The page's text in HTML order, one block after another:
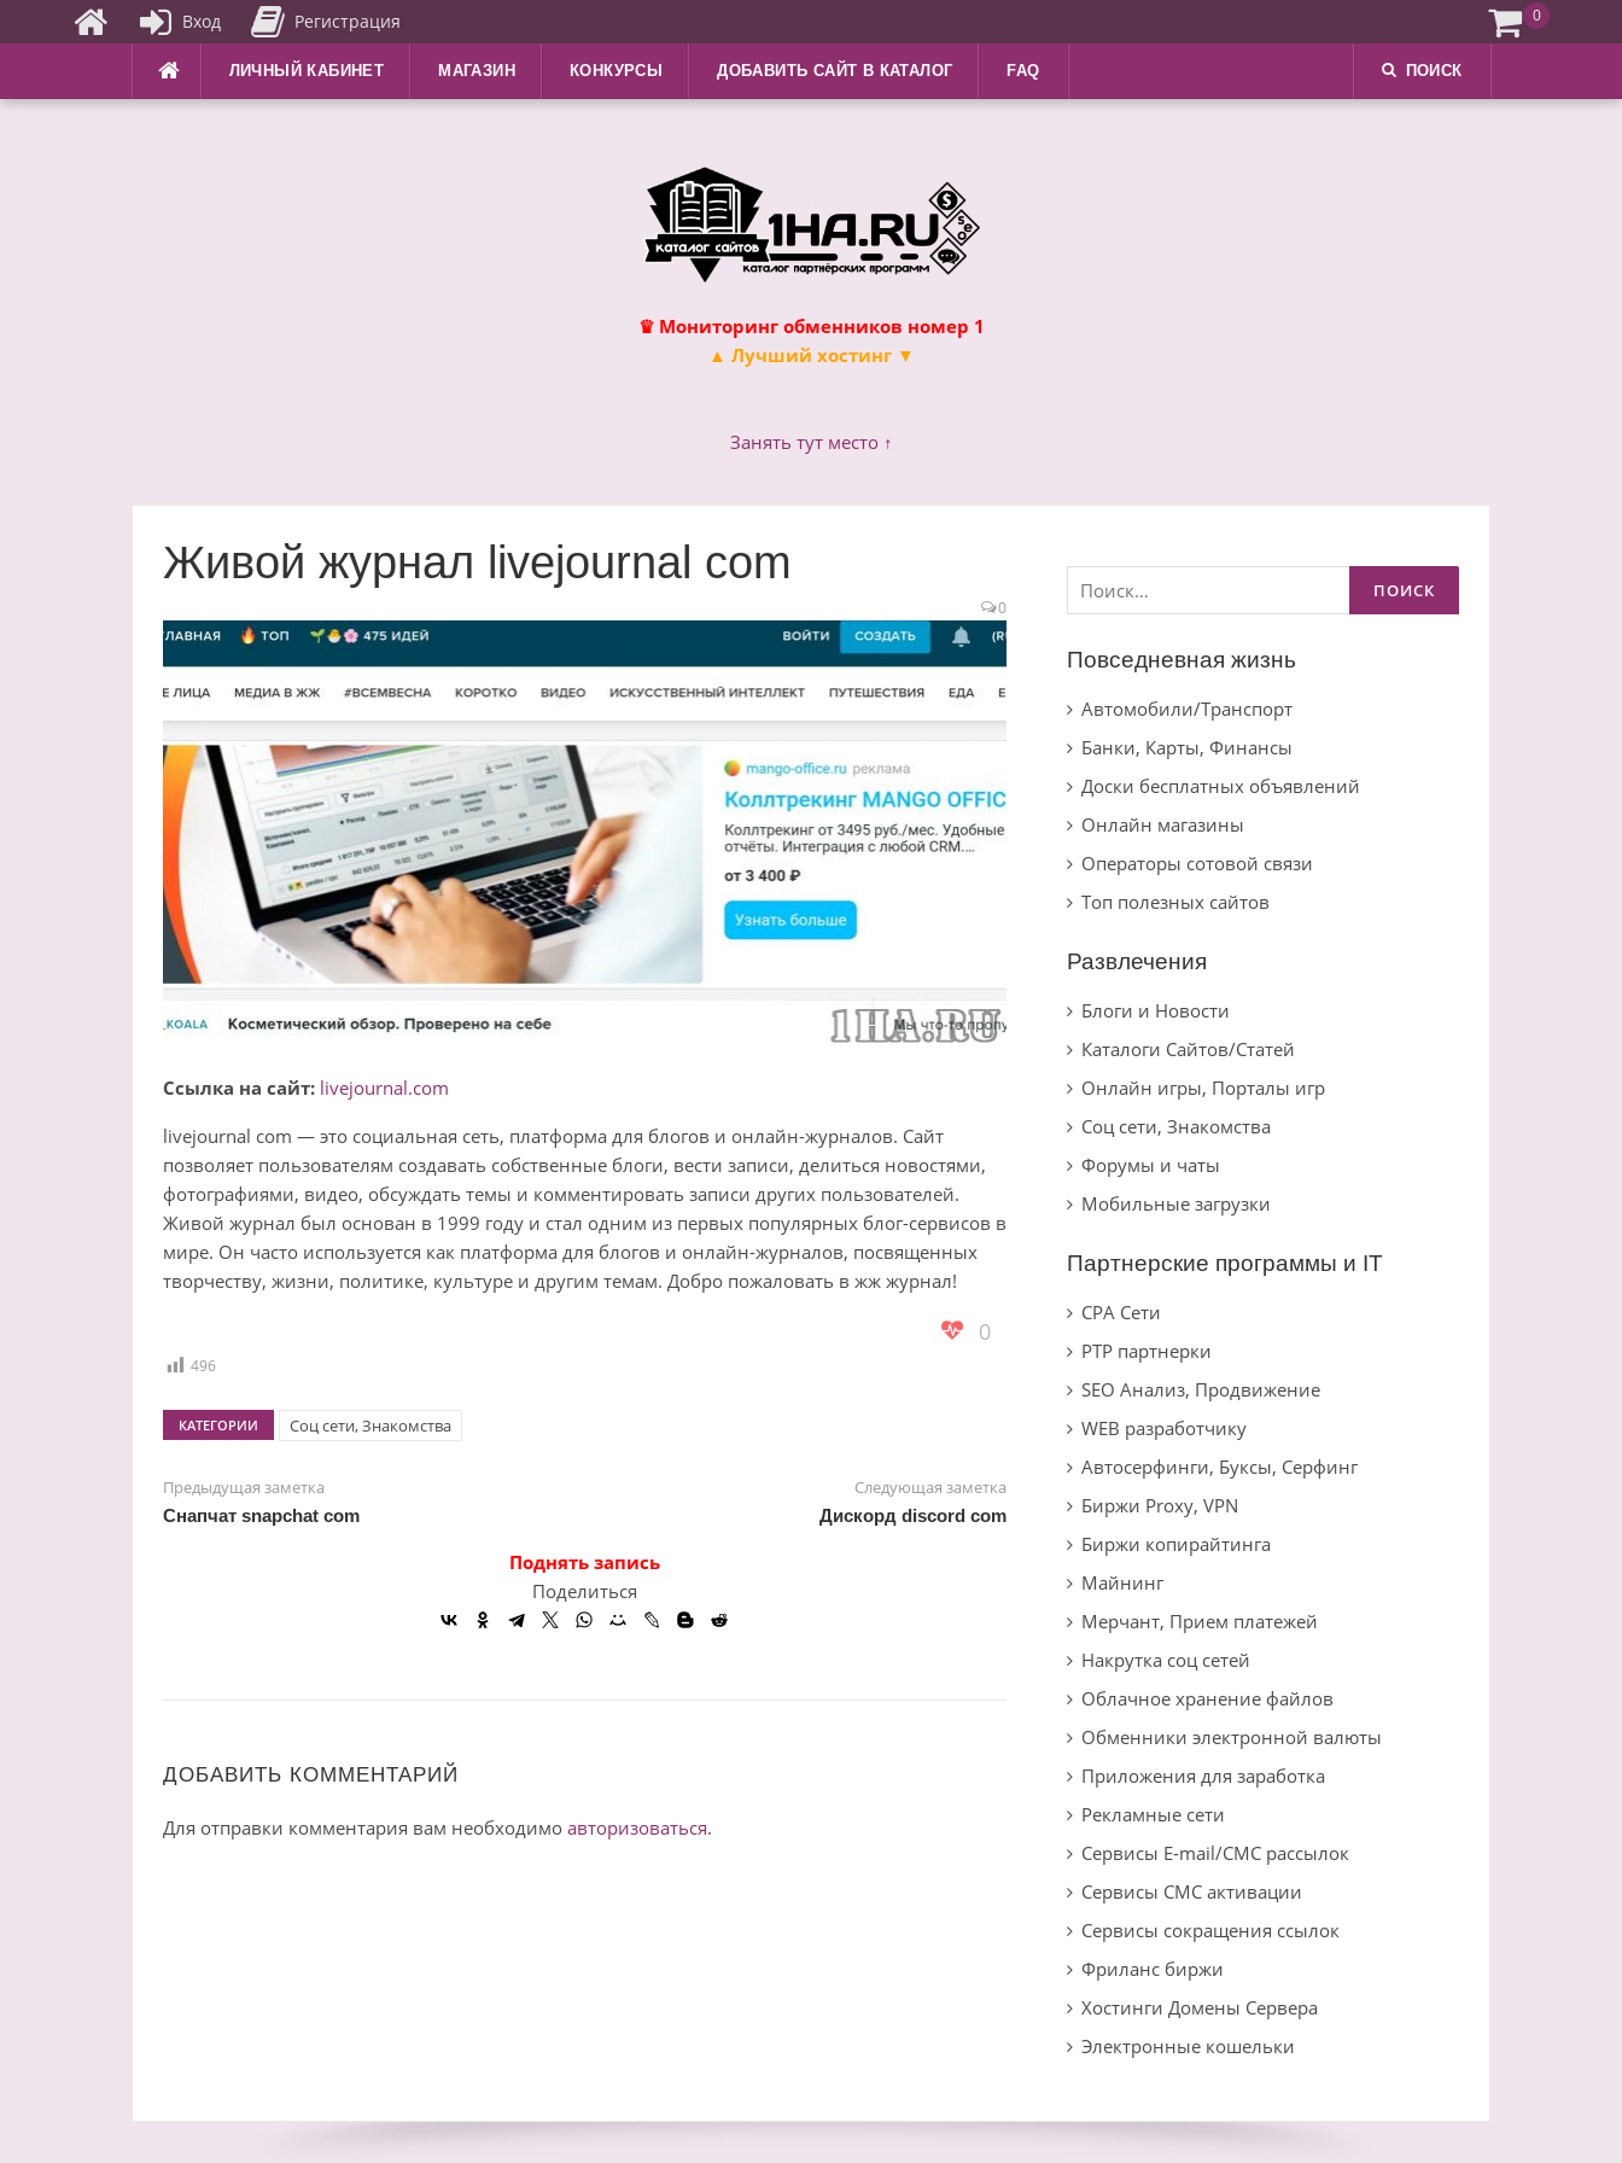
ЛИЧНЫЙ КАБИНЕТ МАГАЗИН КОНКУРСЫ ДОБАВИТЬ САЙТ В КАТАЛОГ FAQ ПОИСК
♛ Мониторинг обменников номер 1
▲ Лучший хостинг ▼
Занять тут место ↑
Живой журнал livejournal com
0
Ссылка на сайт: livejournal.com
livejournal com — это социальная сеть, платформа для блогов и онлайн-журналов. Сайт
позволяет пользователям создавать собственные блоги, вести записи, делиться новостями,
фотографиями, видео, обсуждать темы и комментировать записи других пользователей.
Живой журнал был основан в 1999 году и стал одним из первых популярных блог-сервисов в
мире. Он часто используется как платформа для блогов и онлайн-журналов, посвященных
творчеству, жизни, политике, культуре и другим темам. Добро пожаловать в жж журнал!
0
496
КАТЕГОРИИ Соц сети, Знакомства
Предыдущая заметка
Снапчат snapchat com
Следующая заметка
Дискорд discord com
Поднять запись
Поделиться
ДОБАВИТЬ КОММЕНТАРИЙ
Для отправки комментария вам необходимо авторизоваться.
Найти:
Повседневная жизнь
Автомобили/Транспорт
Банки, Карты, Финансы
Доски бесплатных объявлений
Онлайн магазины
Операторы сотовой связи
Топ полезных сайтов
Развлечения
Блоги и Новости
Каталоги Сайтов/Статей
Онлайн игры, Порталы игр
Соц сети, Знакомства
Форумы и чаты
Мобильные загрузки
Партнерские программы и IT
CPA Сети
PTP партнерки
SEO Анализ, Продвижение
WEB разработчику
Автосерфинги, Буксы, Серфинг
Биржи Proxy, VPN
Биржи копирайтинга
Майнинг
Мерчант, Прием платежей
Накрутка соц сетей
Облачное хранение файлов
Обменники электронной валюты
Приложения для заработка
Рекламные сети
Сервисы E-mail/СМС рассылок
Сервисы СМС активации
Сервисы сокращения ссылок
Фриланс биржи
Хостинги Домены Сервера
Электронные кошельки
Вход Регистрация 0